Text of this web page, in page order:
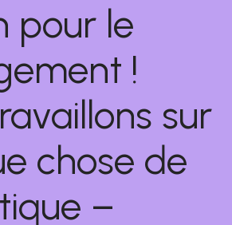
pour le
!
sur
chose de
–